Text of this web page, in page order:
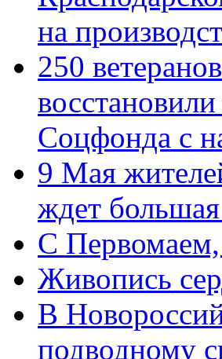
на
250
Соцфонда с
9 Мая
ждет
C
Живопись
В
подводному